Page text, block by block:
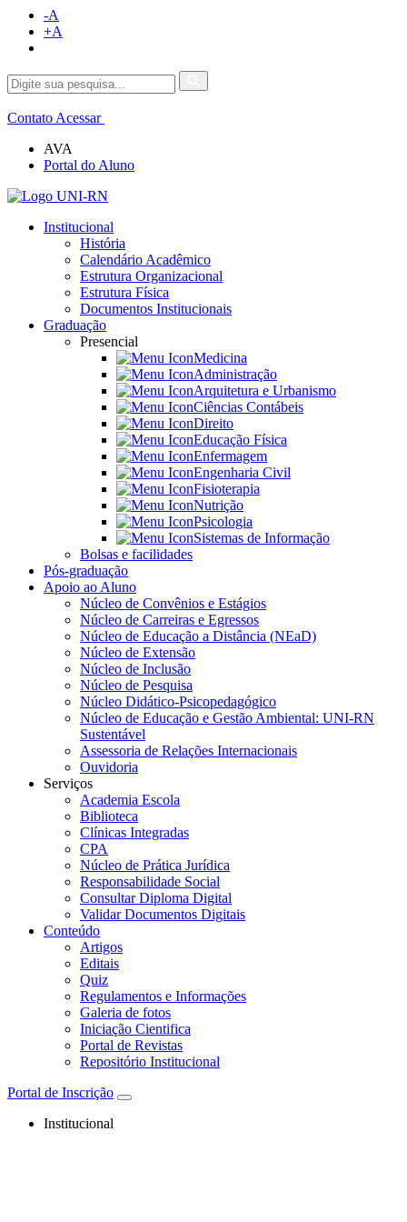
-A
+A
Contato Acessar
AVA
Portal do Aluno
Institucional
História
Calendário Acadêmico
Estrutura Organizacional
Estrutura Física
Documentos Institucionais
Graduação
Presencial
Medicina
Administração
Arquitetura e Urbanismo
Ciências Contábeis
Direito
Educação Física
Enfermagem
Engenharia Civil
Fisioterapia
Nutrição
Psicologia
Sistemas de Informação
Bolsas e facilidades
Pós-graduação
Apoio ao Aluno
Núcleo de Convênios e Estágios
Núcleo de Carreiras e Egressos
Núcleo de Educação a Distância (NEaD)
Núcleo de Extensão
Núcleo de Inclusão
Núcleo de Pesquisa
Núcleo Didático-Psicopedagógico
Núcleo de Educação e Gestão Ambiental: UNI-RN
Sustentável
Assessoria de Relações Internacionais
Ouvidoria
Serviços
Academia Escola
Biblioteca
Clínicas Integradas
CPA
Núcleo de Prática Jurídica
Responsabilidade Social
Consultar Diploma Digital
Validar Documentos Digitais
Conteúdo
Artigos
Editais
Quiz
Regulamentos e Informações
Galeria de fotos
Iniciação Cientifica
Portal de Revistas
Repositório Institucional
Portal de Inscrição
Institucional